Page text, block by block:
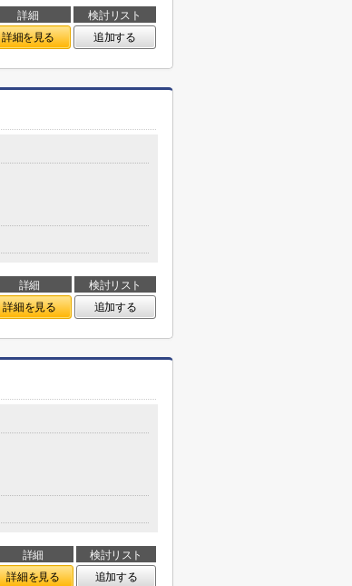
詳細
検討リスト
詳細を見る 追加する
詳細
検討リスト
詳細を見る 追加する
詳細
検討リスト
詳細を見る 追加する